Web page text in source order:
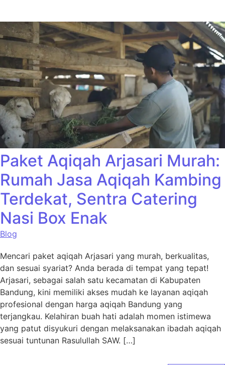
Paket Aqiqah Arjasari Murah:
Rumah Jasa Aqiqah Kambing
Terdekat, Sentra Catering
Nasi Box Enak
Blog
Mencari paket aqiqah Arjasari yang murah, berkualitas,
dan sesuai syariat? Anda berada di tempat yang tepat!
Arjasari, sebagai salah satu kecamatan di Kabupaten
Bandung, kini memiliki akses mudah ke layanan aqiqah
profesional dengan harga aqiqah Bandung yang
terjangkau. Kelahiran buah hati adalah momen istimewa
yang patut disyukuri dengan melaksanakan ibadah aqiqah
sesuai tuntunan Rasulullah SAW. […]